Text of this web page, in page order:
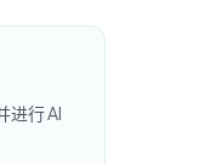
进行 AI